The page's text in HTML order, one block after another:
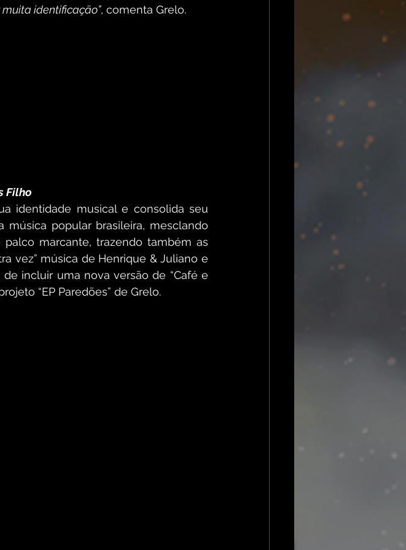
identificação”, comenta Grelo.
Filho
identidade musical e consolida seu
popular brasileira, mesclando
marcante, trazendo também as
vez” música de Henrique & Juliano e
incluir uma nova versão de “Café e
“EP Paredões” de Grelo.